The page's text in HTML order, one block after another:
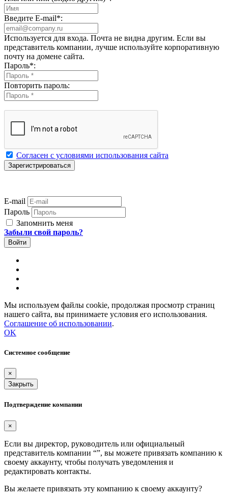
Введите E-mail*:
Используется для входа. Почта не видна другим. Если вы
представитель компании, лучше используйте корпоративную
почту на домене сайта.
Пароль*:
Повторить пароль:
Согласен с условиями использования сайта
E-mail
Пароль
Запомнить меня
Забыли свой пароль?
Мы используем файлы cookie, продолжая просмотр страниц
нашего сайта, вы принимаете условия его использования.
Соглашение об использовании.
OK
Системное сообщение
×
Закрыть
Подтверждение компании
×
Если вы директор, руководитель или официальный
представитель компании “”, вы можете привязать компанию к
своему аккаунту, чтобы получать уведомления и
редактировать контакты.
Вы желаете привязать эту компанию к своему аккаунту?